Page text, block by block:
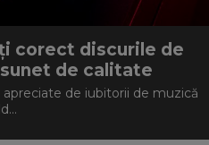
corect discurile de
de calitate
apreciate de iubitorii de muzică